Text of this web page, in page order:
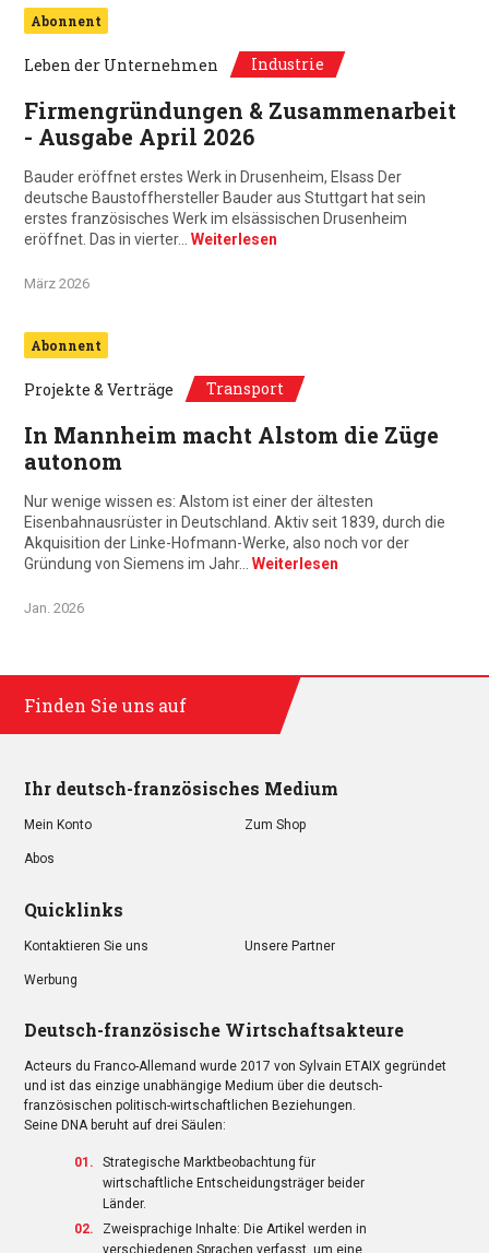
Abonnent
Leben der Unternehmen Industrie
Firmengründungen & Zusammenarbeit
- Ausgabe April 2026
Bauder eröffnet erstes Werk in Drusenheim, Elsass Der
deutsche Baustoffhersteller Bauder aus Stuttgart hat sein
erstes französisches Werk im elsässischen Drusenheim
eröffnet. Das in vierter… Weiterlesen
März 2026
Abonnent
Projekte & Verträge Transport
In Mannheim macht Alstom die Züge
autonom
Nur wenige wissen es: Alstom ist einer der ältesten
Eisenbahnausrüster in Deutschland. Aktiv seit 1839, durch die
Akquisition der Linke-Hofmann-Werke, also noch vor der
Gründung von Siemens im Jahr… Weiterlesen
Jan. 2026
Finden Sie uns auf
Ihr deutsch-französisches Medium
Mein Konto Zum Shop
Abos
Quicklinks
Kontaktieren Sie uns Unsere Partner
Werbung
Deutsch-französische Wirtschaftsakteure
Acteurs du Franco-Allemand wurde 2017 von Sylvain ETAIX gegründet
und ist das einzige unabhängige Medium über die deutsch-
französischen politisch-wirtschaftlichen Beziehungen.
Seine DNA beruht auf drei Säulen:
Strategische Marktbeobachtung für
wirtschaftliche Entscheidungsträger beider
Länder.
Zweisprachige Inhalte: Die Artikel werden in
verschiedenen Sprachen verfasst, um eine